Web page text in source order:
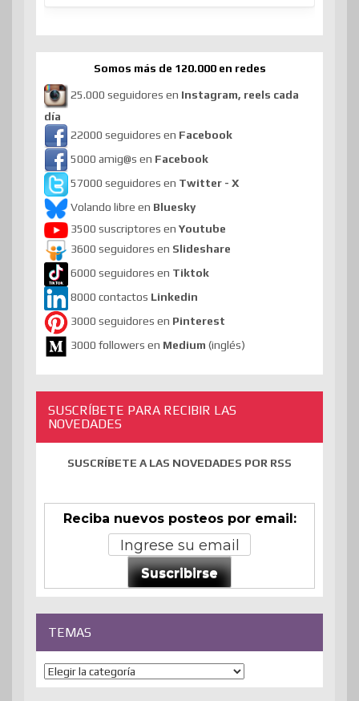
Somos más de 120.000 en redes
25.000 seguidores en Instagram, reels cada
día
22000 seguidores en Facebook
5000 amig@s en Facebook
57000 seguidores en Twitter - X
Volando libre en Bluesky
3500 suscriptores en Youtube
3600 seguidores en Slideshare
6000 seguidores en Tiktok
8000 contactos Linkedin
3000 seguidores en Pinterest
3000 followers en Medium (inglés)
SUSCRÍBETE PARA RECIBIR LAS
NOVEDADES
SUSCRÍBETE A LAS NOVEDADES POR RSS
Reciba nuevos posteos por email:
Suscribirse
TEMAS
Temas